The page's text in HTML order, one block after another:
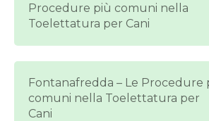
Procedure più comuni nella
Toelettatura per Cani
Fontanafredda – Le Procedure
comuni nella Toelettatura per
Cani